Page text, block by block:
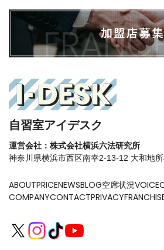
自習室アイデスク
運営会社：株式会社横浜六法研究所
神奈川県横浜市西区南幸2-13-12 大和地
ABOUTPRICENEWSBLOG空席状況VOICE
COMPANYCONTACTPRIVACY